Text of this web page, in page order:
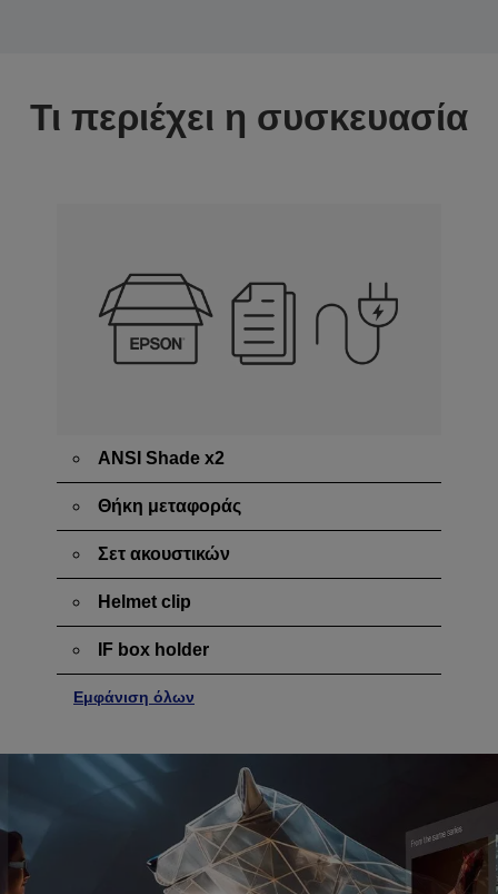
Τι περιέχει η συσκευασία
ANSI Shade x2
Θήκη μεταφοράς
Σετ ακουστικών
Helmet clip
IF box holder
Εμφάνιση όλων